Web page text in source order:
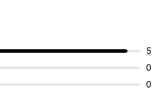
5
0
0